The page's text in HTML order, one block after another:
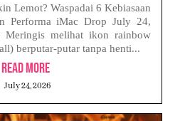
Lemot? Waspadai 6 Kebiasaan
Performa iMac Drop July 24,
Meringis melihat ikon rainbow
berputar-putar tanpa henti...
Read More
July 24, 2026